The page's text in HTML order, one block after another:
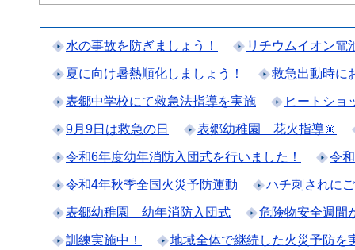
水の事故を防ぎましょう！ リチウムイオン電
夏に向け暑熱順化しましょう！ 救急出動時に
表郷中学校にて救急法指導を実施 ヒートショ
9月9日は救急の日 表郷幼稚園 花火指導🎇
令和6年度幼年消防入団式を行いました！ 令
令和4年秋季全国火災予防運動 ハチ刺されに
表郷幼稚園 幼年消防入団式 危険物安全週間
訓練実施中！ 地域全体で継続した火災予防を